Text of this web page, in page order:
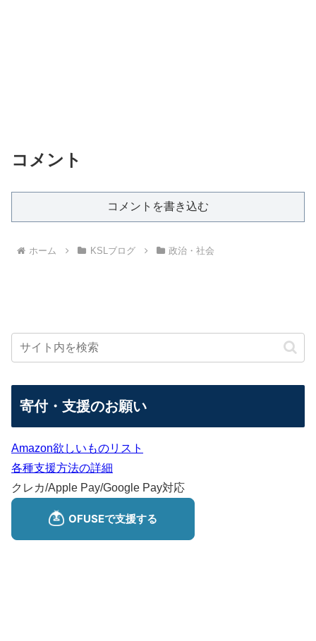
コメント
コメントを書き込む
ホーム KSLブログ 政治・社会
寄付・支援のお願い
Amazon欲しいものリスト
各種支援方法の詳細
クレカ/Apple Pay/Google Pay対応